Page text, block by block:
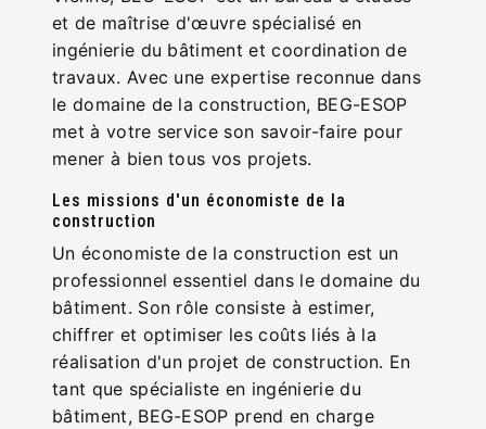
et de maîtrise d'œuvre spécialisé en
ingénierie du bâtiment et coordination de
travaux. Avec une expertise reconnue dans
le domaine de la construction, BEG-ESOP
met à votre service son savoir-faire pour
mener à bien tous vos projets.
Les missions d'un économiste de la
construction
Un économiste de la construction est un
professionnel essentiel dans le domaine du
bâtiment. Son rôle consiste à estimer,
chiffrer et optimiser les coûts liés à la
réalisation d'un projet de construction. En
tant que spécialiste en ingénierie du
bâtiment, BEG-ESOP prend en charge